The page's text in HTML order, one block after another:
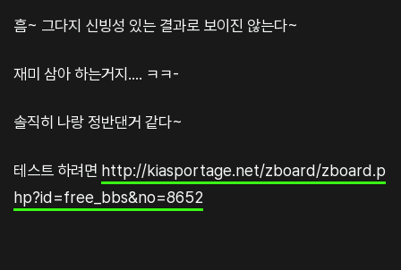
흠~ 그다지 신빙성 있는 결과로 보이진 않는다~
재미 삼아 하는거지.... ㅋㅋ-
솔직히 나랑 정반댄거 같다~
테스트 하려면 http://kiasportage.net/zboard/zboard.p
hp?id=free_bbs&no=8652